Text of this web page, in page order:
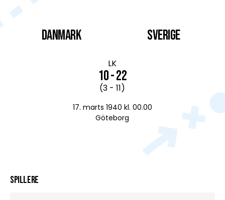
DANMARK
LK
10 - 22
(3 - 11)
17. marts 1940 kl. 00.00
Göteborg
Sverige
Spillere